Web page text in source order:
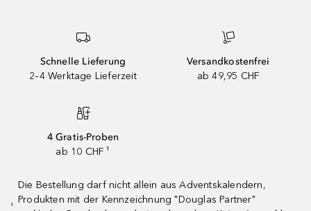
Schnelle Lieferung
2–4 Werktage Lieferzeit
Versandkostenfrei
ab 49,95 CHF
4 Gratis-Proben
ab 10 CHF ¹
¹
Die Bestellung darf nicht allein aus Adventskalendern,
Produkten mit der Kennzeichnung "Douglas Partner"